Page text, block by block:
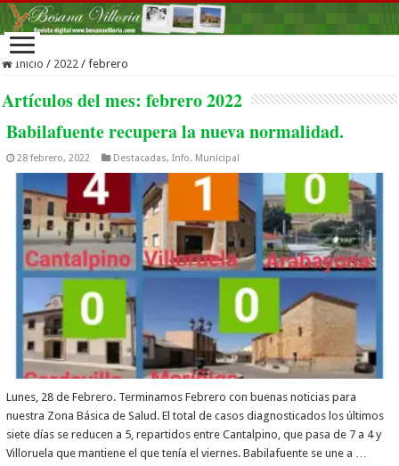
Inicio / 2022 / febrero
Artículos del mes:febrero 2022
Babilafuente recupera la nueva normalidad.
28 febrero, 2022 Destacadas,Info. Municipal
Lunes, 28 de Febrero. Terminamos Febrero con buenas noticias para
nuestra Zona Básica de Salud. El total de casos diagnosticados los últimos
siete días se reducen a 5, repartidos entre Cantalpino, que pasa de 7 a 4 y
Villoruela que mantiene el que tenía el viernes. Babilafuente se une a …